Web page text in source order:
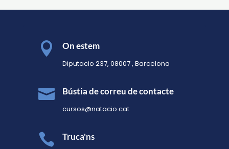
 On estem
Diputacio 237, 08007 , Barcelona
 Bústia de correu de contacte
cursos@natacio.cat
 Truca'ns